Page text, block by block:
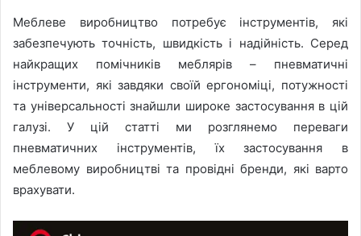
Меблеве виробництво потребує інструментів, які
забезпечують точність, швидкість і надійність. Серед
найкращих помічників меблярів – пневматичні
інструменти, які завдяки своїй ергономіці, потужності
та універсальності знайшли широке застосування в цій
галузі. У цій статті ми розглянемо переваги
пневматичних інструментів, їх застосування в
меблевому виробництві та провідні бренди, які варто
врахувати.